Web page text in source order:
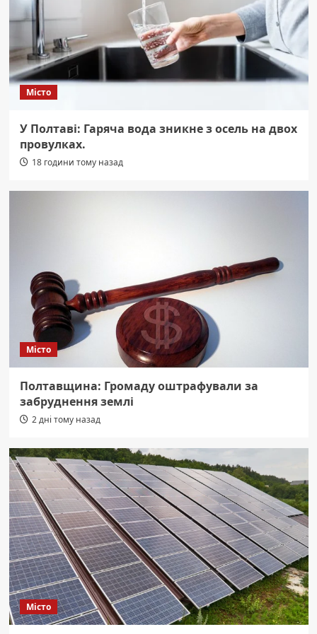
Місто
У Полтаві: Гаряча вода зникне з осель на двох
провулках.
18 години тому назад
Місто
Полтавщина: Громаду оштрафували за
забруднення землі
2 дні тому назад
Місто